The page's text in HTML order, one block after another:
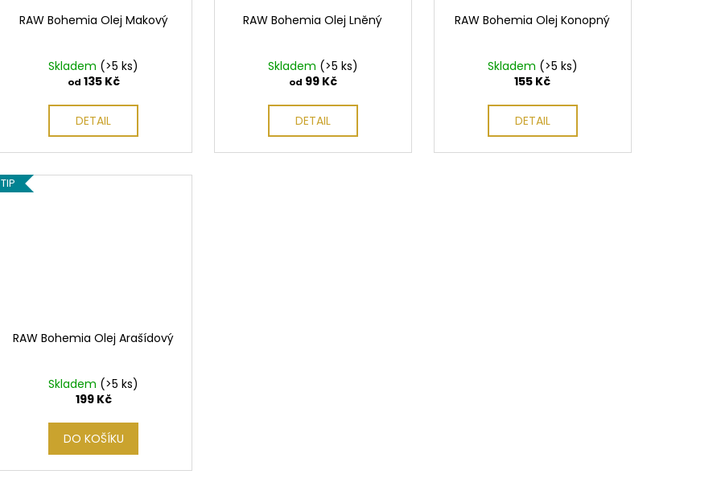
RAW Bohemia Olej Makový
Skladem (>5 ks)
od 135 Kč
DETAIL
RAW Bohemia Olej Lněný
Skladem (>5 ks)
od 99 Kč
DETAIL
RAW Bohemia Olej Konopný
Skladem (>5 ks)
155 Kč
DETAIL
TIP
RAW Bohemia Olej Arašídový
Skladem (>5 ks)
199 Kč
DO KOŠÍKU